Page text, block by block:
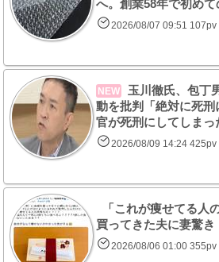
へ。創業58年で初めて
2026/08/07 09:51 107pv
NEW
玉川徹氏、包丁
動を批判「絶対に死
官が死刑にしてしまっ
2026/08/09 14:24 425pv
「これが痩せてる人
買ってきた夫に妻驚
2026/08/06 01:00 355pv